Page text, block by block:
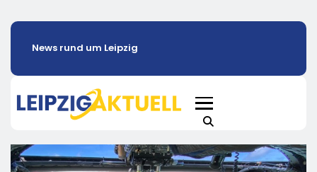
News rund um Leipzig